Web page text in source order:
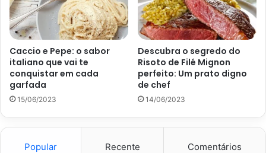
Modo de preparo do bolo de
liquidificador
Primeiramente, coloque açúcar,ovo e margarinadentro do
liquidificador para bater por mais ou menos 1 minuto. Em
seguida, vá colocando leite, assim como a farinha para,
depois, colocar o fermento. Continue batendo para que a
massa fique lisinha.
Unte e enfarinhe a forma de sua preferência, despejando a
Caccio e Pepe: o sabor
italiano que vai te
conquistar em cada
garfada
15/06/2023
Descubra o segredo do
Risoto de Filé Mignon
perfeito: Um prato digno
de chef
14/06/2023
Popular Recente Comentários